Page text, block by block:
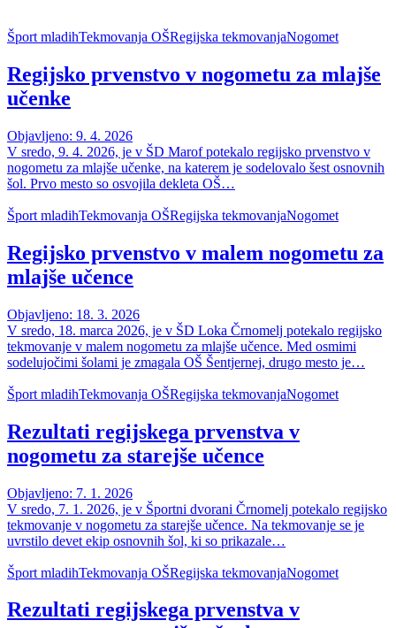
Šport mladihTekmovanja OŠRegijska tekmovanjaNogomet
Regijsko prvenstvo v nogometu za mlajše
učenke
Objavljeno: 9. 4. 2026
V sredo, 9. 4. 2026, je v ŠD Marof potekalo regijsko prvenstvo v
nogometu za mlajše učenke, na katerem je sodelovalo šest osnovnih
šol. Prvo mesto so osvojila dekleta OŠ…
Šport mladihTekmovanja OŠRegijska tekmovanjaNogomet
Regijsko prvenstvo v malem nogometu za
mlajše učence
Objavljeno: 18. 3. 2026
V sredo, 18. marca 2026, je v ŠD Loka Črnomelj potekalo regijsko
tekmovanje v malem nogometu za mlajše učence. Med osmimi
sodelujočimi šolami je zmagala OŠ Šentjernej, drugo mesto je…
Šport mladihTekmovanja OŠRegijska tekmovanjaNogomet
Rezultati regijskega prvenstva v
nogometu za starejše učence
Objavljeno: 7. 1. 2026
V sredo, 7. 1. 2026, je v Športni dvorani Črnomelj potekalo regijsko
tekmovanje v nogometu za starejše učence. Na tekmovanje se je
uvrstilo devet ekip osnovnih šol, ki so prikazale…
Šport mladihTekmovanja OŠRegijska tekmovanjaNogomet
Rezultati regijskega prvenstva v